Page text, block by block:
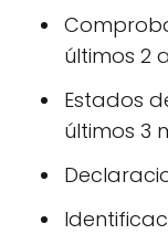
últimos 2
Estados
últimos 3